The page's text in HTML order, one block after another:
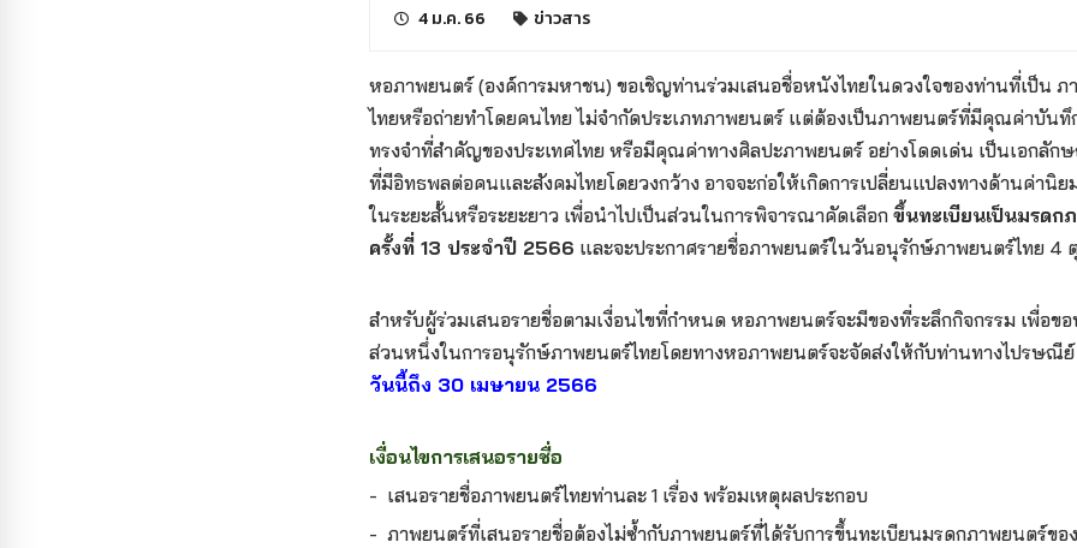
4 ม.ค. 66 ข่าวสาร
หอภาพยนตร์ (องค์การมหาชน) ขอเชิญท่านร่วมเสนอชื่อหนังไทยในดวงใจของท่านที่เป็น
ไทยหรือถ่ายทำโดยคนไทย ไม่จำกัดประเภทภาพยนตร์ แต่ต้องเป็นภาพยนตร์ที่มีคุณค่าบันทึ
ทรงจำที่สำคัญของประเทศไทย หรือมีคุณค่าทางศิลปะภาพยนตร์ อย่างโดดเด่น เป็นเอกลั
ที่มีอิทธพลต่อคนและสังคมไทยโดยวงกว้าง อาจจะก่อให้เกิดการเปลี่ยนแปลงทางด้านค่านิย
ในระยะสั้นหรือระยะยาว เพื่อนำไปเป็นส่วนในการพิจารณาคัดเลือก ขึ้นทะเบียนเป็นมรดก
ครั้งที่ 13 ประจำปี 2566 และจะประกาศรายชื่อภาพยนตร์ในวันอนุรักษ์ภาพยนตร์ไทย 4
สำหรับผู้ร่วมเสนอรายชื่อตามเงื่อนไขที่กำหนด หอภาพยนตร์จะมีของที่ระลึกกิจกรรม เพื่อ
ส่วนหนึ่งในการอนุรักษ์ภาพยนตร์ไทยโดยทางหอภาพยนตร์จะจัดส่งให้กับท่านทางไปรษณี
วันนี้ถึง 30 เมษายน 2566
เงื่อนไขการเสนอรายชื่อ
- เสนอรายชื่อภาพยนตร์ไทยท่านละ 1 เรื่อง พร้อมเหตุผลประกอบ
- ภาพยนตร์ที่เสนอรายชื่อต้องไม่ซ้ำกับภาพยนตร์ที่ได้รับการขึ้นทะเบียนมรดกภาพยนตร์ขอ